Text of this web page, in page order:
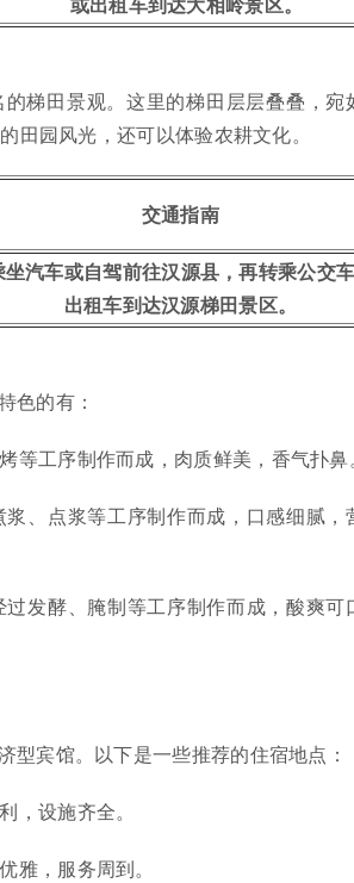
梯田景观。这里的梯田层层叠叠，宛
田园风光，还可以体验农耕文化。
交通指南
坐汽车或自驾前往汉源县，再转乘公交
出租车到达汉源梯田景区。
色的有：
等工序制作而成，肉质鲜美，香气扑鼻。
浆、点浆等工序制作而成，口感细腻，
发酵、腌制等工序制作而成，酸爽可
宾馆。以下是一些推荐的住宿地点：
，设施齐全。
雅，服务周到。